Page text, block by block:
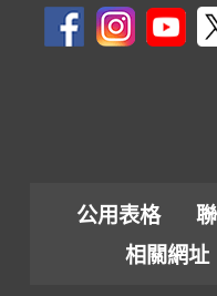
公用表格
相關網址